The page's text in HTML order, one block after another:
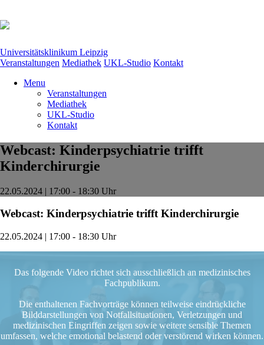
Universitätsklinikum Leipzig
Veranstaltungen Mediathek UKL-Studio Kontakt
Menu
Veranstaltungen
Mediathek
UKL-Studio
Kontakt
Webcast: Kinderpsychiatrie trifft
Kinderchirurgie
22.05.2024 | 17:00 - 18:30 Uhr
Webcast: Kinderpsychiatrie trifft Kinderchirurgie
22.05.2024 | 17:00 - 18:30 Uhr
Das folgende Video richtet sich ausschließlich an medizinisches
Fachpublikum.
Die enthaltenen Fachvorträge können teilweise eindrückliche
Bilddarstellungen von Notfallsituationen, Verletzungen und
medizinischen Eingriffen zeigen sowie weitere sensible Themen
umfassen, welche emotional belastend oder verstörend wirken können.